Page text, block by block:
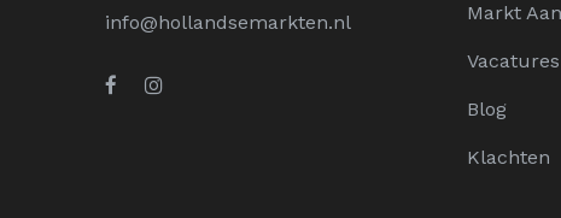
info@hollandsemarkten.nl Markt
Vacatures
Blog
Klachten